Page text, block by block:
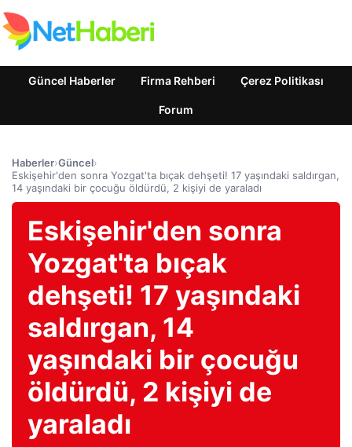
Güncel Haberler Firma Rehberi Çerez Politikası
Forum
Haberler›Güncel›
Eskişehir'den sonra Yozgat'ta bıçak dehşeti! 17 yaşındaki saldırgan,
14 yaşındaki bir çocuğu öldürdü, 2 kişiyi de yaraladı
Eskişehir'den sonra
Yozgat'ta bıçak
dehşeti! 17 yaşındaki
saldırgan, 14
yaşındaki bir çocuğu
öldürdü, 2 kişiyi de
yaraladı